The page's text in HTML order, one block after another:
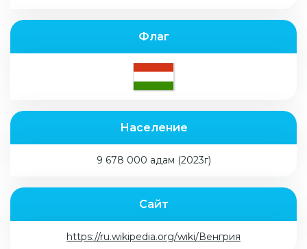
Флаг
Население
9 678 000 адам (2023г)
Сайт
https://ru.wikipedia.org/wiki/Венгрия